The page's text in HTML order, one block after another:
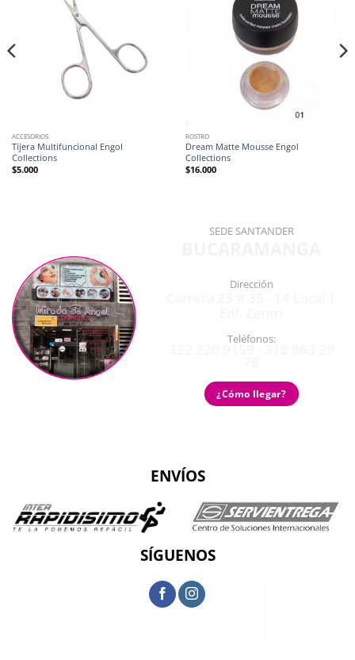
ACCESORIOS
Tijera Multifuncional Engol
Collections
$5.000
ROSTRO
Dream Matte Mousse Engol
Collections
$16.000
SEDE SANTANDER
Dirección
Teléfonos:
¿Cómo llegar?
ENVÍOS
SÍGUENOS